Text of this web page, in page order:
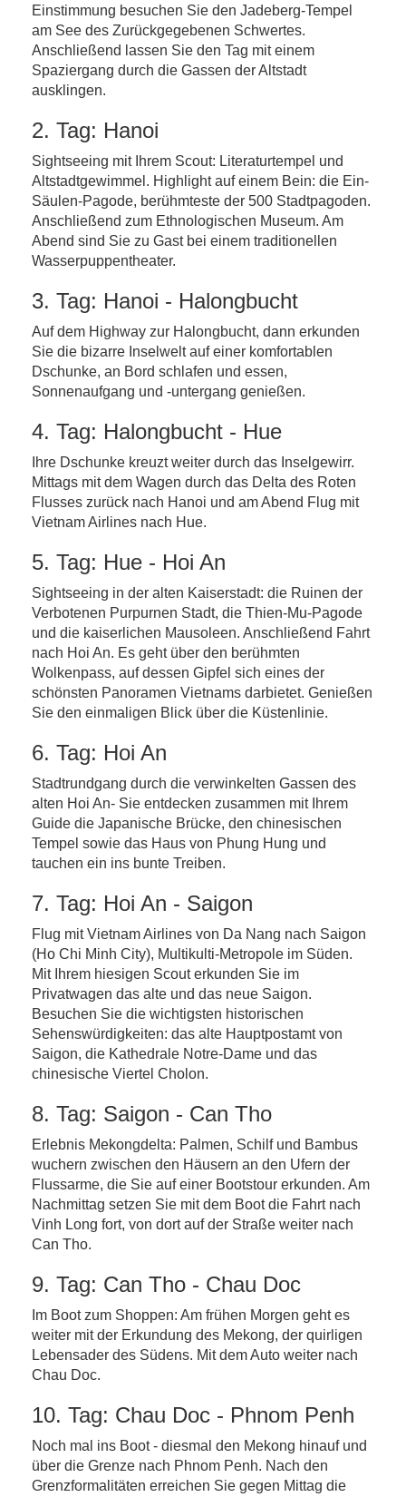
Einstimmung besuchen Sie den Jadeberg-Tempel
am See des Zurückgegebenen Schwertes.
Anschließend lassen Sie den Tag mit einem
Spaziergang durch die Gassen der Altstadt
ausklingen.
2. Tag: Hanoi
Sightseeing mit Ihrem Scout: Literaturtempel und
Altstadtgewimmel. Highlight auf einem Bein: die Ein-
Säulen-Pagode, berühmteste der 500 Stadtpagoden.
Anschließend zum Ethnologischen Museum. Am
Abend sind Sie zu Gast bei einem traditionellen
Wasserpuppentheater.
3. Tag: Hanoi - Halongbucht
Auf dem Highway zur Halongbucht, dann erkunden
Sie die bizarre Inselwelt auf einer komfortablen
Dschunke, an Bord schlafen und essen,
Sonnenaufgang und -untergang genießen.
4. Tag: Halongbucht - Hue
Ihre Dschunke kreuzt weiter durch das Inselgewirr.
Mittags mit dem Wagen durch das Delta des Roten
Flusses zurück nach Hanoi und am Abend Flug mit
Vietnam Airlines nach Hue.
5. Tag: Hue - Hoi An
Sightseeing in der alten Kaiserstadt: die Ruinen der
Verbotenen Purpurnen Stadt, die Thien-Mu-Pagode
und die kaiserlichen Mausoleen. Anschließend Fahrt
nach Hoi An. Es geht über den berühmten
Wolkenpass, auf dessen Gipfel sich eines der
schönsten Panoramen Vietnams darbietet. Genießen
Sie den einmaligen Blick über die Küstenlinie.
6. Tag: Hoi An
Stadtrundgang durch die verwinkelten Gassen des
alten Hoi An- Sie entdecken zusammen mit Ihrem
Guide die Japanische Brücke, den chinesischen
Tempel sowie das Haus von Phung Hung und
tauchen ein ins bunte Treiben.
7. Tag: Hoi An - Saigon
Flug mit Vietnam Airlines von Da Nang nach Saigon
(Ho Chi Minh City), Multikulti-Metropole im Süden.
Mit Ihrem hiesigen Scout erkunden Sie im
Privatwagen das alte und das neue Saigon.
Besuchen Sie die wichtigsten historischen
Sehenswürdigkeiten: das alte Hauptpostamt von
Saigon, die Kathedrale Notre-Dame und das
chinesische Viertel Cholon.
8. Tag: Saigon - Can Tho
Erlebnis Mekongdelta: Palmen, Schilf und Bambus
wuchern zwischen den Häusern an den Ufern der
Flussarme, die Sie auf einer Bootstour erkunden. Am
Nachmittag setzen Sie mit dem Boot die Fahrt nach
Vinh Long fort, von dort auf der Straße weiter nach
Can Tho.
9. Tag: Can Tho - Chau Doc
Im Boot zum Shoppen: Am frühen Morgen geht es
weiter mit der Erkundung des Mekong, der quirligen
Lebensader des Südens. Mit dem Auto weiter nach
Chau Doc.
10. Tag: Chau Doc - Phnom Penh
Noch mal ins Boot - diesmal den Mekong hinauf und
über die Grenze nach Phnom Penh. Nach den
Grenzformalitäten erreichen Sie gegen Mittag die